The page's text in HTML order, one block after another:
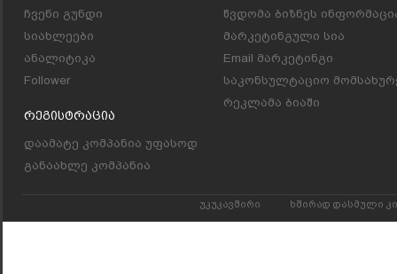
ჩვენი გუნდი
სიახლეები
ანალიტიკა
Follower
Რეგისტრაცია
დაამატე კომპანია უფასოდ
განაახლე კომპანია
წვდომა ბიზნეს
მარკეტინგული სია
Email მარკეტინგი
საკონსულტაციო
რეკლამა ბიაში
უკუკავშირი ხშირად დასმული